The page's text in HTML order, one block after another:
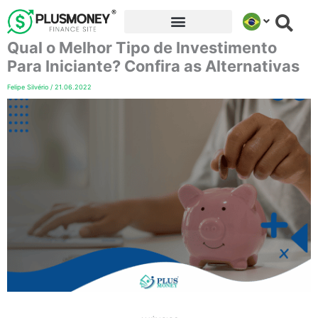
para
conteúdo
Qual o Melhor Tipo de Investimento
Para Iniciante? Confira as Alternativas
Felipe Silvério / 21.06.2022